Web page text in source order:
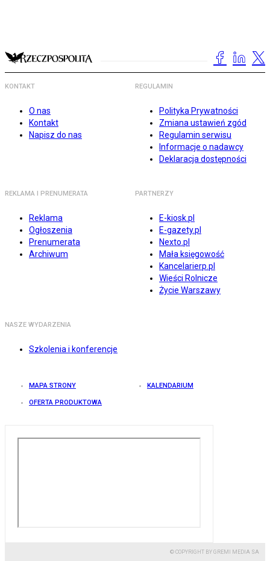
KONTAKT
O nas
Kontakt
Napisz do nas
REGULAMIN
Polityka Prywatności
Zmiana ustawień zgód
Regulamin serwisu
Informacje o nadawcy
Deklaracja dostępności
REKLAMA I PRENUMERATA
Reklama
Ogłoszenia
Prenumerata
Archiwum
PARTNERZY
E-kiosk.pl
E-gazety.pl
Nexto.pl
Mała księgowość
Kancelarierp.pl
Wieści Rolnicze
Życie Warszawy
NASZE WYDARZENIA
Szkolenia i konferencje
MAPA STRONY KALENDARIUM
OFERTA PRODUKTOWA
© COPYRIGHT BY GREMI MEDIA SA